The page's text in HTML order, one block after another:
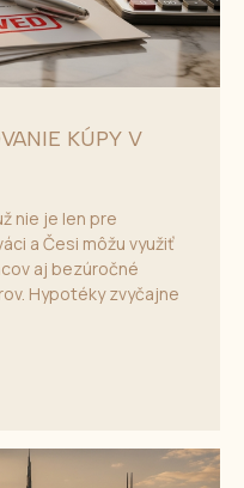
KÚPY V
nie je len pre
a Česi môžu využiť
aj bezúročné
Hypotéky zvyčajne